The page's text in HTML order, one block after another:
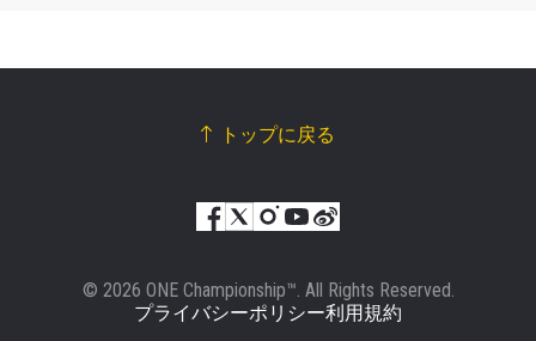
トップに戻る
© 2026 ONE Championship™. All Rights Reserved.
プライバシーポリシー利用規約